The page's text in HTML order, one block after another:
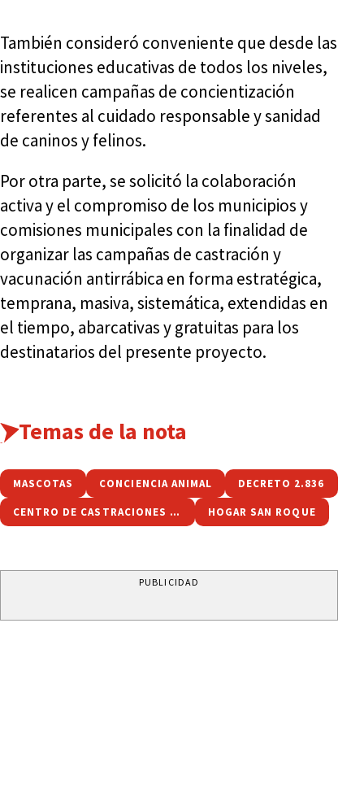
También consideró conveniente que desde las
instituciones educativas de todos los niveles,
se realicen campañas de concientización
referentes al cuidado responsable y sanidad
de caninos y felinos.
Por otra parte, se solicitó la colaboración
activa y el compromiso de los municipios y
comisiones municipales con la finalidad de
organizar las campañas de castración y
vacunación antirrábica en forma estratégica,
temprana, masiva, sistemática, extendidas en
el tiempo, abarcativas y gratuitas para los
destinatarios del presente proyecto.
Temas de la nota
MASCOTAS CONCIENCIA ANIMAL DECRETO 2.836
CENTRO DE CASTRACIONES ANA RÍOS HOGAR SAN ROQUE
PUBLICIDAD